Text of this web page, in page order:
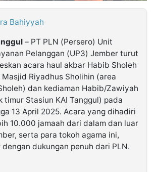
Bahiyyah
– PT PLN (Persero) Unit
Pelanggan (UP3) Jember turut
acara haul akbar Habib Sholeh
Riyadhus Sholihin (area
dan kediaman Habib/Zawiyah
timur Stasiun KAI Tanggul) pada
13 April 2025. Acara yang dihadiri
10.000 jamaah dari dalam dan luar
serta para tokoh agama ini,
dukungan penuh dari PLN.